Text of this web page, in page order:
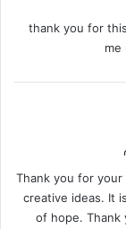
thank you for
me
Thank you for your
creative ideas. It
of hope. Thank